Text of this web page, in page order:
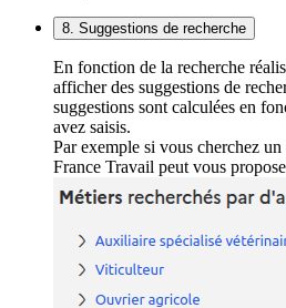
8. Suggestions de recherche
En fonction de la recherche
afficher des suggestions de
suggestions sont calculées en
avez saisis.
Par exemple si vous cherchez
France Travail peut vous